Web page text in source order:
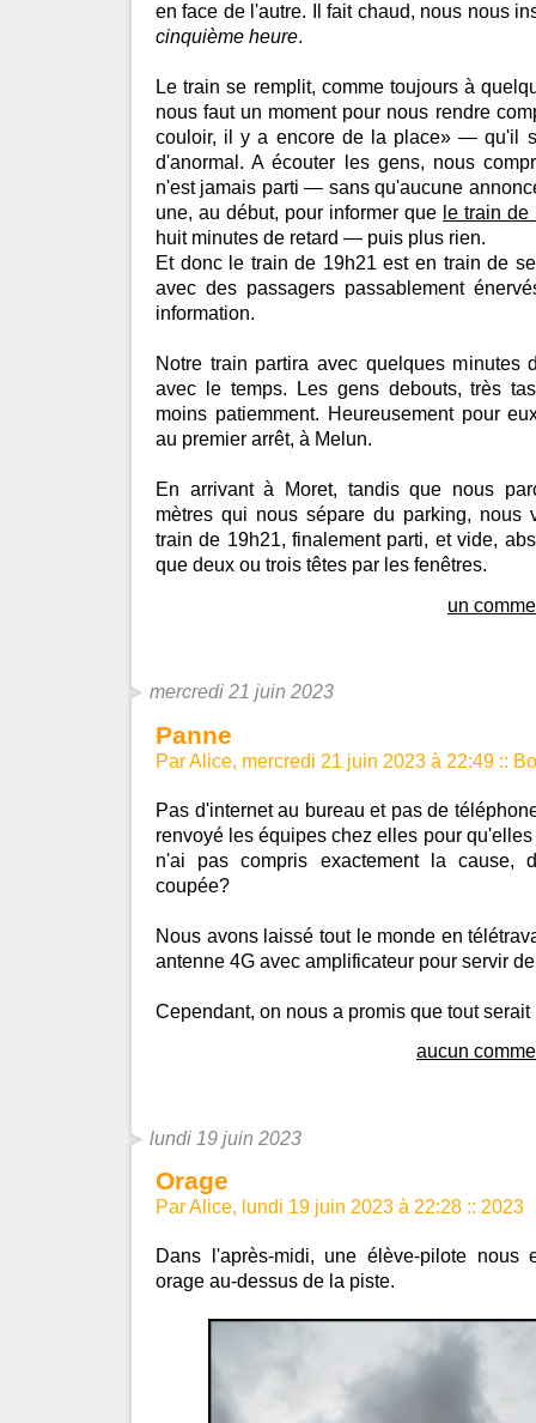
en face de l'autre. Il fait chaud, nous nous
cinquième heure.
Le train se remplit, comme toujours à
nous faut un moment pour nous rendre
couloir, il y a encore de la place» — qu'il
d'anormal. A écouter les gens, nous
n'est jamais parti — sans qu'aucune
une, au début, pour informer que le train de
huit minutes de retard — puis plus rien.
Et donc le train de 19h21 est en train de
avec des passagers passablement
information.
Notre train partira avec quelques minutes
avec le temps. Les gens debouts, très
moins patiemment. Heureusement pour
au premier arrêt, à Melun.
En arrivant à Moret, tandis que nous
mètres qui nous sépare du parking, nous
train de 19h21, finalement parti, et vide,
que deux ou trois têtes par les fenêtres.
un
mercredi 21 juin 2023
Panne
Par Alice, mercredi 21 juin 2023 à 22:49 ::
Pas d'internet au bureau et pas de
renvoyé les équipes chez elles pour
n'ai pas compris exactement la cause,
coupée?
Nous avons laissé tout le monde en
antenne 4G avec amplificateur pour servir
Cependant, on nous a promis que tout
aucun
lundi 19 juin 2023
Orage
Par Alice, lundi 19 juin 2023 à 22:28 :: 2023
Dans l'après-midi, une élève-pilote nous
orage au-dessus de la piste.